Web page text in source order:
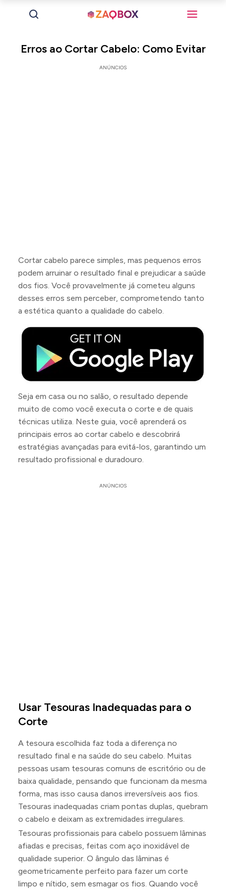
Erros ao Cortar Cabelo: Como Evitar
ANÚNCIOS
Cortar cabelo parece simples, mas pequenos erros
podem arruinar o resultado final e prejudicar a saúde
dos fios. Você provavelmente já cometeu alguns
desses erros sem perceber, comprometendo tanto
a estética quanto a qualidade do cabelo.
Seja em casa ou no salão, o resultado depende
muito de como você executa o corte e de quais
técnicas utiliza. Neste guia, você aprenderá os
principais erros ao cortar cabelo e descobrirá
estratégias avançadas para evitá-los, garantindo um
resultado profissional e duradouro.
ANÚNCIOS
Usar Tesouras Inadequadas para o
Corte
A tesoura escolhida faz toda a diferença no
resultado final e na saúde do seu cabelo. Muitas
pessoas usam tesouras comuns de escritório ou de
baixa qualidade, pensando que funcionam da mesma
forma, mas isso causa danos irreversíveis aos fios.
Tesouras inadequadas criam pontas duplas, quebram
o cabelo e deixam as extremidades irregulares.
Tesouras profissionais para cabelo possuem lâminas
afiadas e precisas, feitas com aço inoxidável de
qualidade superior. O ângulo das lâminas é
geometricamente perfeito para fazer um corte
limpo e nítido, sem esmagar os fios. Quando você